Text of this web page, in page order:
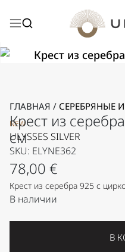
ГЛАВНАЯ / СЕРЕБРЯНЫЕ
NEW
Крест из
см
ULYSSES SILVER
SKU: ELYNE362
78,00 €
Крест из серебра 925 с
В наличии
В